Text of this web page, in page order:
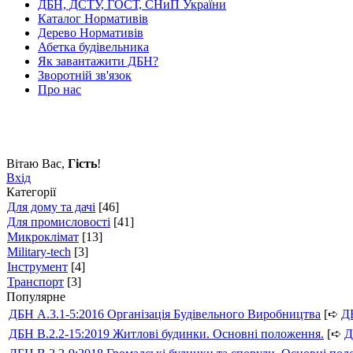
ДБН, ДСТУ, ГОСТ, СНиП України
Каталог Нормативів
Дерево Нормативів
Абетка будівельника
Як завантажити ДБН?
Зворотній зв'язок
Про нас
Вітаю Вас, Гість!
Вхід
Категорії
Для дому та дачі [46]
Для промисловості [41]
Микроклімат [13]
Military-tech [3]
Інструмент [4]
Транспорт [3]
Популярне
ДБН А.3.1-5:2016 Організація Будівельного Виробництва [➪
ДБН В.2.2-15:2019 Житлові будинки. Основні положення. [➪